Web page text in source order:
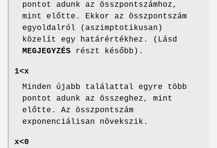
pontot adunk az összpontszámhoz,
mint előtte. Ekkor az összpontszám
egyoldalról (aszimptotikusan)
közelít egy határértékhez. (Lásd
MEGJEGYZÉS részt később).
1<x
Minden újabb találattal egyre több
pontot adunk az összeghez, mint
előtte. Az összpontszám
exponenciálisan növekszik.
x<0